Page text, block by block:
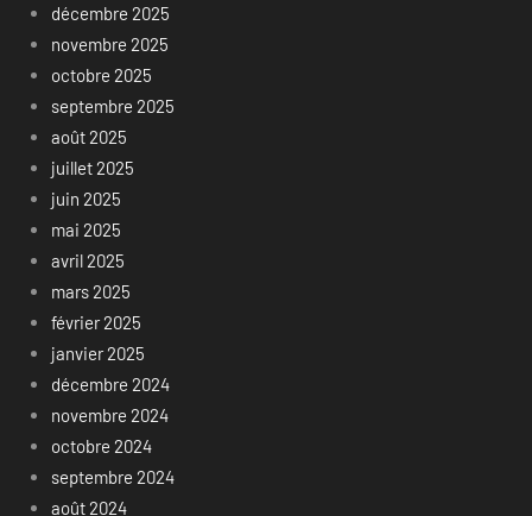
décembre 2025
novembre 2025
octobre 2025
septembre 2025
août 2025
juillet 2025
juin 2025
mai 2025
avril 2025
mars 2025
février 2025
janvier 2025
décembre 2024
novembre 2024
octobre 2024
septembre 2024
août 2024